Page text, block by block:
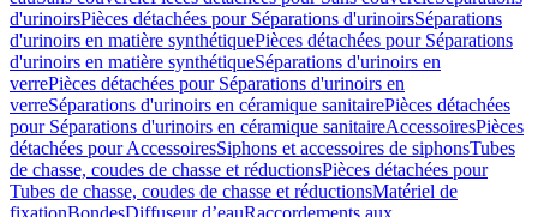
d'urinoirsPièces détachées pour Séparations d'urinoirsSéparations
d'urinoirs en matière synthétiquePièces détachées pour Séparations
d'urinoirs en matière synthétiqueSéparations d'urinoirs en
verrePièces détachées pour Séparations d'urinoirs en
verreSéparations d'urinoirs en céramique sanitairePièces détachées
pour Séparations d'urinoirs en céramique sanitaireAccessoiresPièces
détachées pour AccessoiresSiphons et accessoires de siphonsTubes
de chasse, coudes de chasse et réductionsPièces détachées pour
Tubes de chasse, coudes de chasse et réductionsMatériel de
fixationBondesDiffuseur d’eauRaccordements aux